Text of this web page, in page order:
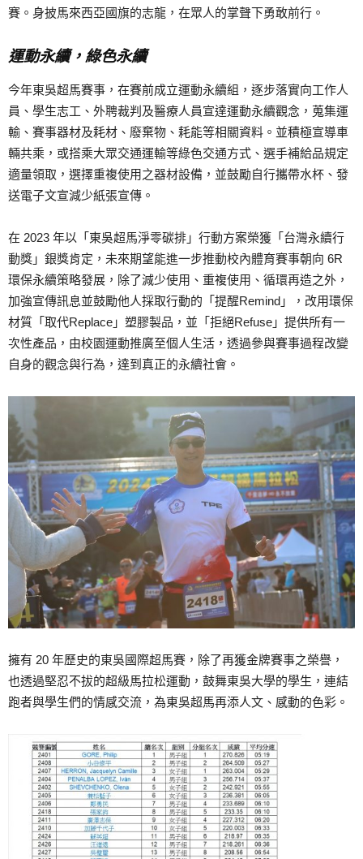
賽。身披馬來西亞國旗的志龍，在眾人的掌聲下勇敢前行。
運動永續，綠色永續
今年東吳超馬賽事，在賽前成立運動永續組，逐步落實向工作人
員、學生志工、外聘裁判及醫療人員宣達運動永續觀念，蒐集運
輸、賽事器材及耗材、廢棄物、耗能等相關資料。並積極宣導車
輛共乘，或搭乘大眾交通運輸等綠色交通方式、選手補給品規定
適量領取，選擇重複使用之器材設備，並鼓勵自行攜帶水杯、發
送電子文宣減少紙張宣傳。
在 2023 年以「東吳超馬淨零碳排」行動方案榮獲「台灣永續行
動獎」銀獎肯定，未來期望能進一步推動校內體育賽事朝向 6R
環保永續策略發展，除了減少使用、重複使用、循環再造之外，
加強宣傳訊息並鼓勵他人採取行動的「提醒Remind」，改用環保
材質「取代Replace」塑膠製品，並「拒絕Refuse」提供所有一
次性產品，由校園運動推廣至個人生活，透過參與賽事過程改變
自身的觀念與行為，達到真正的永續社會。
擁有 20 年歷史的東吳國際超馬賽，除了再獲金牌賽事之榮譽，
也透過堅忍不拔的超級馬拉松運動，鼓舞東吳大學的學生，連結
跑者與學生們的情感交流，為東吳超馬再添人文、感動的色彩。